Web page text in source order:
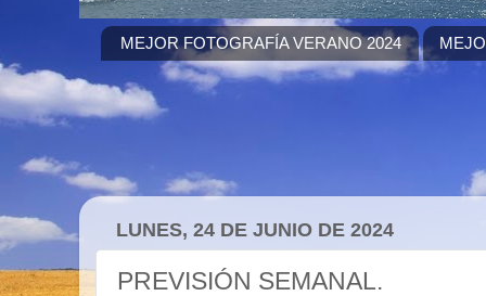
MEJOR FOTOGRAFÍA VERANO 2024
LUNES, 24 DE JUNIO DE 2024
PREVISIÓN SEMANAL.